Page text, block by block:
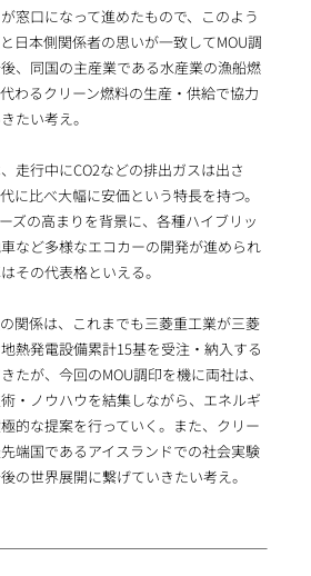
窓口になって進めたもので、このよう
日本側関係者の思いが一致してMOU調
、同国の主産業である水産業の漁船燃
わるクリーン燃料の生産・供給で協力
たい考え。
走行中にCO2などの排出ガスは出さ
に比べ大幅に安価という特長を持つ。
ズの高まりを背景に、各種ハイブリッ
など多様なエコカーの開発が進められ
その代表格といえる。
関係は、これまでも三菱重工業が三菱
熱発電設備累計15基を受注・納入する
たが、今回のMOU調印を機に両社は、
・ノウハウを結集しながら、エネルギ
的な提案を行っていく。また、クリー
端国であるアイスランドでの社会実験
の世界展開に繋げていきたい考え。